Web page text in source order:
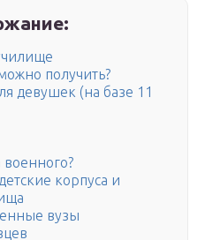
получить?
девушек (на базе 11
военного?
корпуса и
вузы